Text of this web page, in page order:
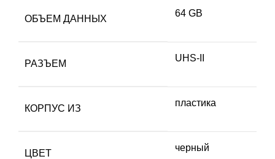
ОБЪЕМ ДАННЫХ
64 GB
РАЗЪЕМ
UHS-II
КОРПУС ИЗ
пластика
ЦВЕТ
черный